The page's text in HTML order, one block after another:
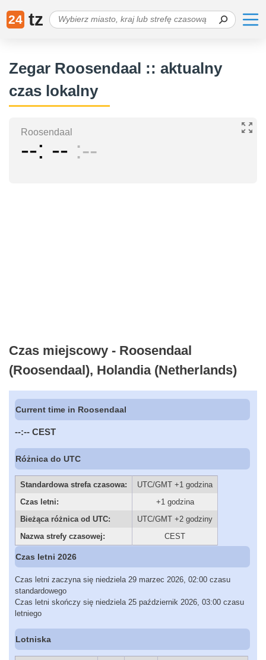
24 tz
Zegar Roosendaal :: aktualny
czas lokalny
Roosendaal
-- -- --
Czas miejscowy - Roosendaal
(Roosendaal), Holandia (Netherlands)
Current time in Roosendaal
--:-- CEST
Różnica do UTC
Standardowa strefa czasowa:
UTC/GMT +1 godzina
Czas letni:
+1 godzina
Bieżąca różnica od UTC:
UTC/GMT +2 godziny
Nazwa strefy czasowej:
CEST
Czas letni 2026
Czas letni zaczyna się niedziela 29 marzec 2026, 02:00 czasu
standardowego
Czas letni skończy się niedziela 25 październik 2026, 03:00 czasu
letniego
Lotniska